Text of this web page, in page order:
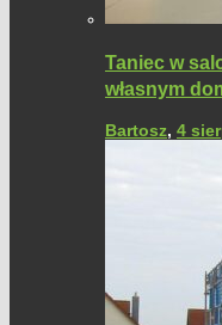
Taniec w
własnym
Bartosz, 4